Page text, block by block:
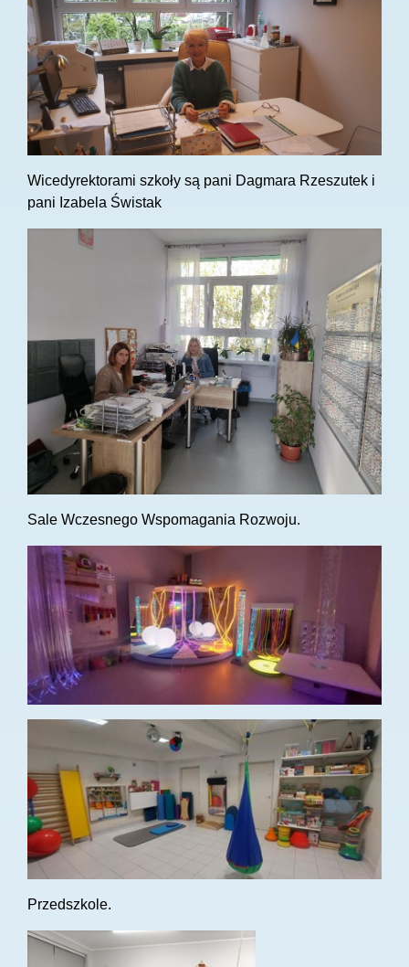
Wicedyrektorami szkoły są pani Dagmara Rzeszutek i
pani Izabela Świstak
Sale Wczesnego Wspomagania Rozwoju.
Przedszkole.